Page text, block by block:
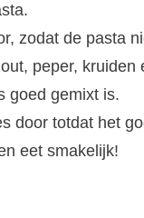
zodat de pasta
peper, kruiden
goed gemixt is.
door totdat het
eet smakelijk!